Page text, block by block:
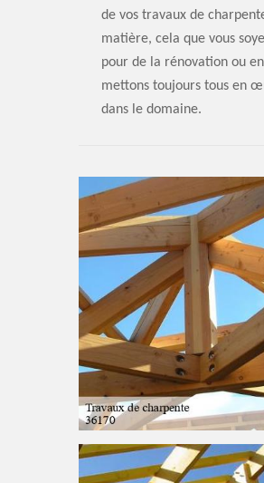
de vos travaux de
matière, cela que vous
pour de la rénovation ou
mettons toujours tous en
dans le domaine.